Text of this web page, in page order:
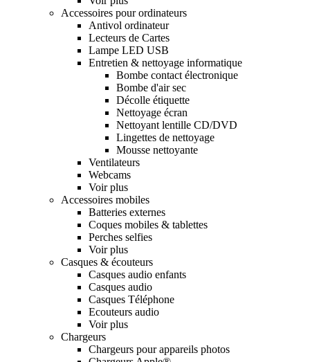
Accessoires pour ordinateurs
Antivol ordinateur
Lecteurs de Cartes
Lampe LED USB
Entretien & nettoyage informatique
Bombe contact électronique
Bombe d'air sec
Décolle étiquette
Nettoyage écran
Nettoyant lentille CD/DVD
Lingettes de nettoyage
Mousse nettoyante
Ventilateurs
Webcams
Voir plus
Accessoires mobiles
Batteries externes
Coques mobiles & tablettes
Perches selfies
Voir plus
Casques & écouteurs
Casques audio enfants
Casques audio
Casques Téléphone
Ecouteurs audio
Voir plus
Chargeurs
Chargeurs pour appareils photos